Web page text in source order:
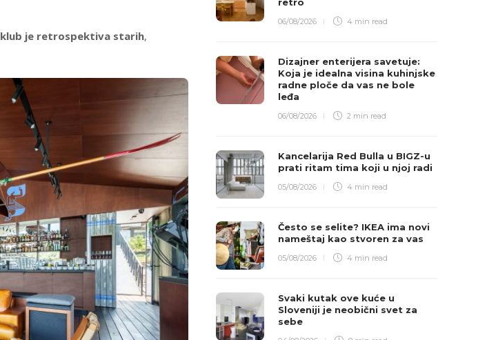
klub je retrospektiva starih,
06/08/2026 4 min read
Dizajner enterijera savetuje:
Koja je idealna visina kuhinjske
radne ploče da vas ne bole
leđa
06/08/2026 2 min read
Kancelarija Red Bulla u BIGZ-u
prati ritam tima koji u njoj radi
05/08/2026 4 min read
Često se selite? IKEA ima novi
nameštaj kao stvoren za vas
05/08/2026 4 min read
Svaki kutak ove kuće u
Sloveniji je neobični svet za
sebe